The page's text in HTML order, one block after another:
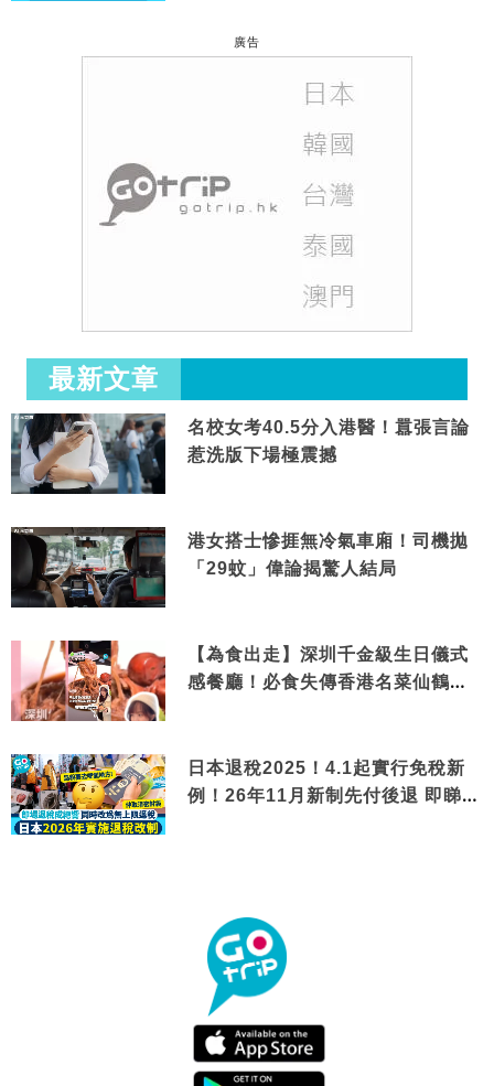
廣告
最新文章
名校女考40.5分入港醫！囂張言論
惹洗版下場極震撼
港女搭士慘捱無冷氣車廂！司機拋
「29蚊」偉論揭驚人結局
【為食出走】深圳千金級生日儀式
感餐廳！必食失傳香港名菜仙鶴神
日本退稅2025！4.1起實行免稅新
例！26年11月新制先付後退 即睇步